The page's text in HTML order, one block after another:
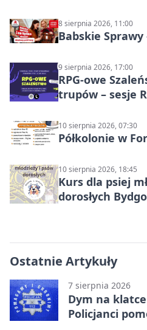
8 sierpnia 2026, 11:00
Babskie
9 sierpnia 2026, 17:00
RPG-owe
trupów – sesje
10 sierpnia 2026, 07:30
Półkolonie w
10 sierpnia 2026, 18:45
Kurs dla psiej
dorosłych
Ostatnie Artykuły
7 sierpnia 2026
Dym na
Policjanci